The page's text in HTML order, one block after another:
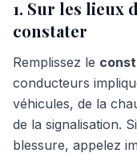
1. Sur les lieux
constater
Remplissez le
conducteurs
véhicules, de la
de la signalisation.
blessure, appelez